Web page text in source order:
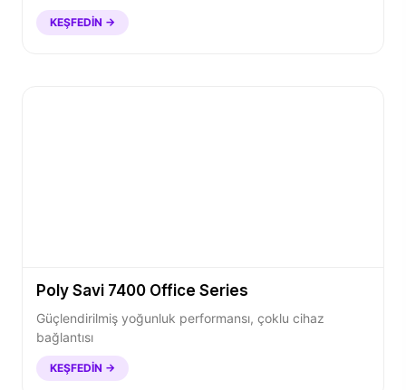
KEŞFEDIN →
Poly Savi 7400 Office Series
Güçlendirilmiş yoğunluk performansı, çoklu cihaz
bağlantısı
KEŞFEDIN →